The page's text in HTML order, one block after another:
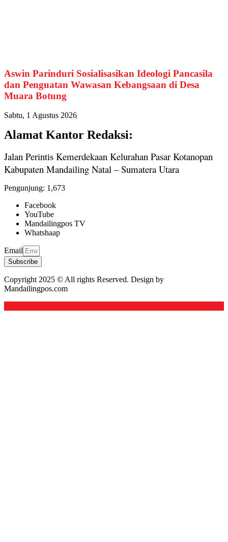
Aswin Parinduri Sosialisasikan Ideologi Pancasila
dan Penguatan Wawasan Kebangsaan di Desa
Muara Botung
Sabtu, 1 Agustus 2026
Alamat Kantor Redaksi:
Jalan Perintis Kemerdekaan Kelurahan Pasar Kotanopan
Kabupaten Mandailing Natal – Sumatera Utara
Pengunjung: 1,673
Facebook
YouTube
Mandailingpos TV
Whatshaap
Email
Subscribe
Copyright 2025 © All rights Reserved. Design by
Mandailingpos.com